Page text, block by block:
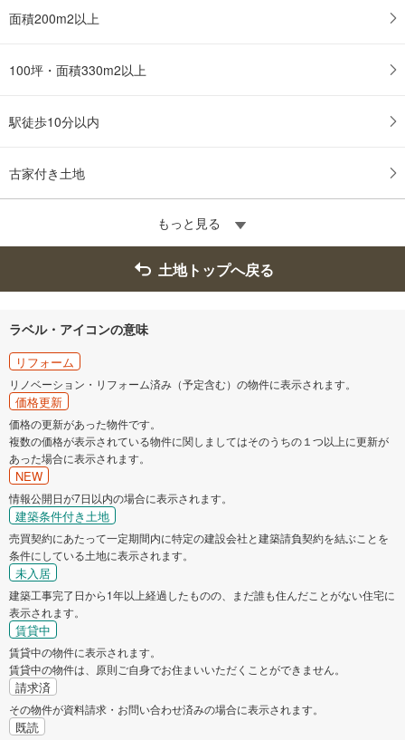
面積200m2以上
100坪・面積330m2以上
駅徒歩10分以内
古家付き土地
もっと見る
土地トップへ戻る
ラベル・アイコンの意味
リフォーム
リノベーション・リフォーム済み（予定含む）の物件に表示されます。
価格更新
価格の更新があった物件です。
複数の価格が表示されている物件に関しましてはそのうちの１つ以上に更新が
あった場合に表示されます。
NEW
情報公開日が7日以内の場合に表示されます。
建築条件付き土地
売買契約にあたって一定期間内に特定の建設会社と建築請負契約を結ぶことを
条件にしている土地に表示されます。
未入居
建築工事完了日から1年以上経過したものの、まだ誰も住んだことがない住宅に
表示されます。
賃貸中
賃貸中の物件に表示されます。
賃貸中の物件は、原則ご自身でお住まいいただくことができません。
請求済
その物件が資料請求・お問い合わせ済みの場合に表示されます。
既読